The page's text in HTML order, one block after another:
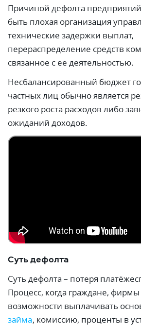
Причиной дефолта
быть плохая организация
технические задержки выплат,
перераспределение средств
связанное с её деятельностью.
Несбалансированный бюджет
частных лиц обычно является
резкого роста расходов либо
ожиданий доходов.
Суть дефолта
Суть дефолта – потеря
Процесс, когда граждане,
возможности выплачивать
займа, комиссию, проценты в